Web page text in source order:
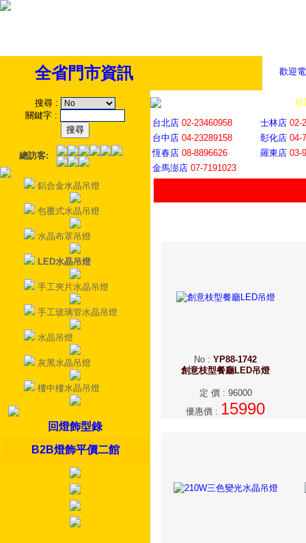
歡迎
全省門市資訊
搜尋 :
關鍵字 :
總訪客:
鋁合金水晶吊燈
包覆式水晶吊燈
水晶布罩吊燈
LED水晶吊燈
手工夾片水晶吊燈
手工玻璃管水晶吊燈
水晶吊燈
灰黑水晶吊燈
樓中樓水晶吊燈
回燈飾型錄
B2B燈飾平價二館
社
台北店 02-23460958 士林店 02-
台中店 04-23289158 彰化店 04-
恆春店 08-8896626 羅東店 03-
金馬澎店 07-7191023
No : YP88-1742
創意枝型餐廳LED吊燈
定 價: 96000
優惠價 : 15990